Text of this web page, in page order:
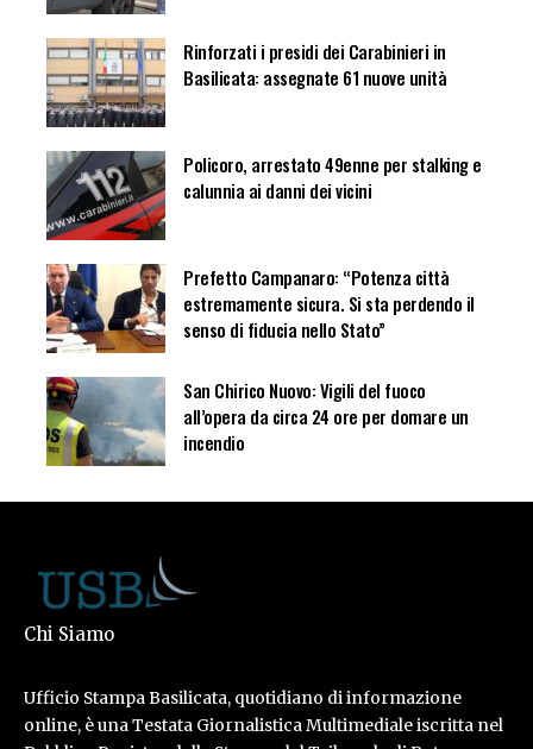
Rinforzati i presidi dei Carabinieri in
Basilicata: assegnate 61 nuove unità
Policoro, arrestato 49enne per stalking e
calunnia ai danni dei vicini
Prefetto Campanaro: “Potenza città
estremamente sicura. Si sta perdendo il
senso di fiducia nello Stato”
San Chirico Nuovo: Vigili del fuoco
all’opera da circa 24 ore per domare un
incendio
Chi Siamo
Ufficio Stampa Basilicata, quotidiano di informazione
online, è una Testata Giornalistica Multimediale iscritta nel